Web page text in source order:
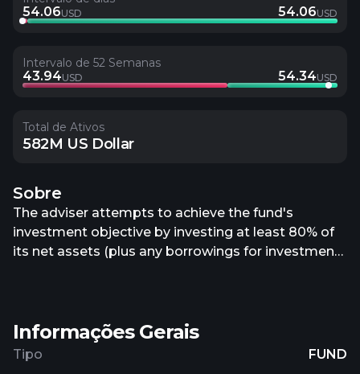
54.06USD 54.06USD
Intervalo de 52 Semanas
43.94USD 54.34USD
Total de Ativos
582M US Dollar
Sobre
The adviser attempts to achieve the fund's
investment objective by investing at least 80% of
its net assets (plus any borrowings for investment
market capitalization, at the time of purchase, are
consistent with the market capitalizations of
Informações Gerais
Tipo
FUND